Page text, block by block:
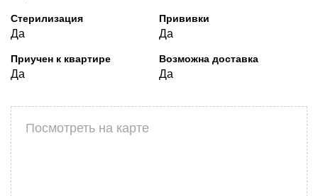
Стерилизация
Да
Прививки
Да
Приучен к квартире
Да
Возможна доставка
Да
Посмотреть на карте